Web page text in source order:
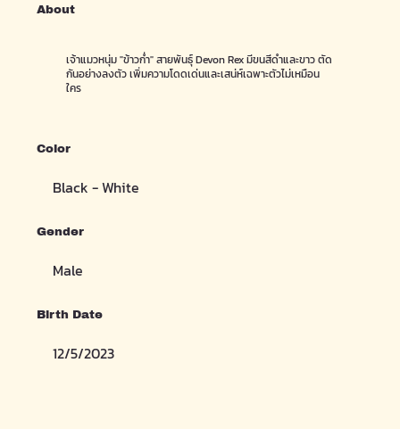
About
เจ้าแมวหนุ่ม "ข้าวก่ำ" สายพันธุ์ Devon Rex มีขนสีดำและขาว ตัด
กันอย่างลงตัว เพิ่มความโดดเด่นและเสน่ห์เฉพาะตัวไม่เหมือน
ใคร
Color
Black - White
Gender
Male
Birth Date
12/5/2023